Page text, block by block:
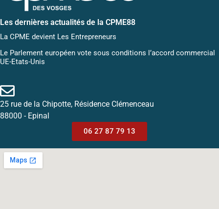
Les dernières actualités de la CPME88
La CPME devient Les Entrepreneurs
Le Parlement européen vote sous conditions l’accord commercial
UE-Etats-Unis
25 rue de la Chipotte, Résidence Clémenceau
88000 - Epinal
06 27 87 79 13